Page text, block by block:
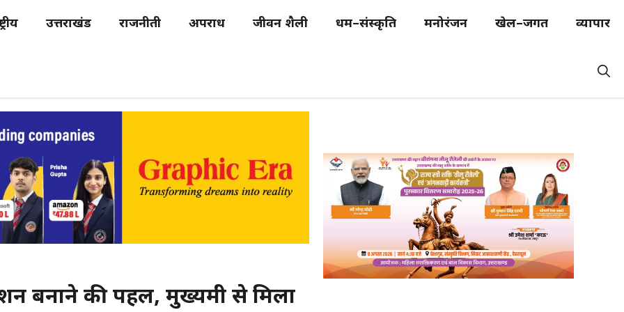
उत्तराखंड राजनीती अपराध जीवन शैली धर्म–संस्कृति मनोरंजन खेल–जगत व्यापार
बनाने की पहल, मुख्यमंत्री से मिला